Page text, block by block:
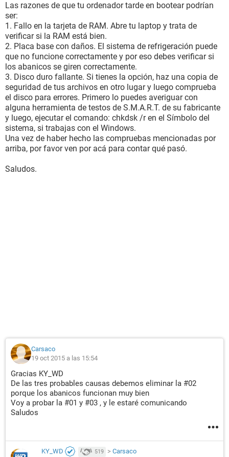
Las razones de que tu ordenador tarde en bootear podrían
ser:
1. Fallo en la tarjeta de RAM. Abre tu laptop y trata de
verificar si la RAM está bien.
2. Placa base con daños. El sistema de refrigeración puede
que no funcione correctamente y por eso debes verificar si
los abanicos se giren correctamente.
3. Disco duro fallante. Si tienes la opción, haz una copia de
seguridad de tus archivos en otro lugar y luego comprueba
el disco para errores. Primero lo puedes averiguar con
alguna herramienta de testos de S.M.A.R.T. de su fabricante
y luego, ejecutar el comando: chkdsk /r en el Símbolo del
sistema, si trabajas con el Windows.
Una vez de haber hecho las compruebas mencionadas por
arriba, por favor ven por acá para contar qué pasó.
Saludos.
Carsaco
19 oct 2015 a las 15:54
Gracias KY_WD
De las tres probables causas debemos eliminar la #02
porque los abanicos funcionan muy bien
Voy a probar la #01 y #03 , y le estaré comunicando
Saludos
KY_WD 519 > Carsaco